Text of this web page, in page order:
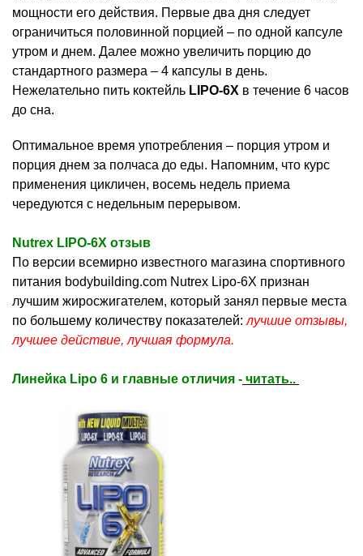
мощности его действия. Первые два дня следует
ограничиться половинной порцией – по одной капсуле
утром и днем. Далее можно увеличить порцию до
стандартного размера – 4 капсулы в день.
Нежелательно пить коктейль LIPO-6X в течение 6 часов
до сна.
Оптимальное время употребления – порция утром и
порция днем за полчаса до еды. Напомним, что курс
применения цикличен, восемь недель приема
чередуются с недельным перерывом.
Nutrex LIPO-6X отзыв
По версии всемирно известного магазина спортивного
питания bodybuilding.com Nutrex Lipo-6X признан
лучшим жиросжигателем, который занял первые места
по большему количеству показателей: лучшие отзывы,
лучшее действие, лучшая формула.
Линейка Lipo 6 и главные отличия - читать..